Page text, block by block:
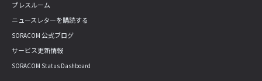
プレスルーム
ニュースレターを購読する
SORACOM 公式ブログ
サービス更新情報
SORACOM Status Dashboard